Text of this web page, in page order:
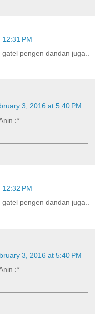
PM
pengen dandan juga..
3, 2016 at 5:40 PM
:*
PM
pengen dandan juga..
3, 2016 at 5:40 PM
:*